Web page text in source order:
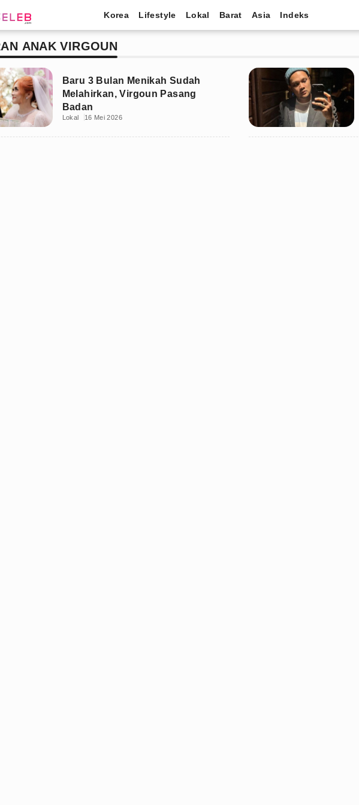
Korea Lifestyle Lokal Barat Asia Indeks
ANAK VIRGOUN
Baru 3 Bulan Menikah Sudah
Melahirkan, Virgoun Pasang
Badan
Lokal 16 Mei 2026